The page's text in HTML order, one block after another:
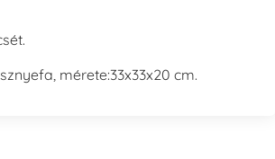
mérete:33x33x20 cm.